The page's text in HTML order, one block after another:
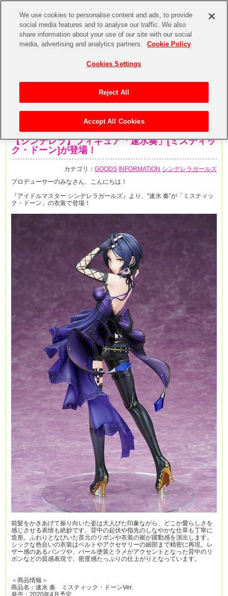
【シンデレラ】フィギュア「速水奏」[ミスティッ
ク・ドーン]が登場！
カテゴリ：GOODS INFORMATION シンデレラガールズ
プロデューサーのみなさん、こんにちは！
『アイドルマスター シンデレラガールズ』より、“速水 奏”が「ミスティッ
ク・ドーン」の衣装で登場！
前髪をかきあげて振り向いた姿は大人びた印象ながら、どこか愛らしさを
感じさせる表情も絶妙です。背中の起伏や指先のしなやかな仕草も丁寧に
造形。ふわりとなびいた首元のリボンや衣装の裾が躍動感を演出します。
シックな色合いの衣装はベルトやアクセサリーの細部まで精密に再現。レ
ザー感のあるパンツや、パール塗装とラメがアクセントとなった背中のリ
ボンなどの質感表現で、密度感たっぷりの仕上がりとなっています。
＜商品情報＞
商品名：速水 奏 ミスティック・ドーンVer.
発売：2020年4月予定
We use cookies to personalise content and ads, to provide
social media features and to analyse our traffic. We also
share information about your use of our site with our social
media, advertising and analytics partners.
Cookie Policy
Cookies Settings
Reject All
Accept All Cookies